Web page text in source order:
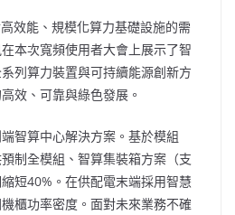
效能、規模化算力基礎設施的需
本次寬頻使用者大會上展示了智
列算力裝置與可持續能源創新方
效、可靠與綠色發展。
智算中心解決方案。基於模組
制全模組、智算集裝箱方案（支
短40%。在供配電末端採用智慧
櫃功率密度。面對未來業務不確